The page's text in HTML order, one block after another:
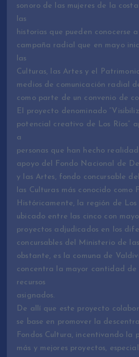
sonoro de las mujeres de la
las
historias que pueden conocerse
campaña radial que en mayo
las
Culturas, las Artes y el
medios de comunicación radial
como parte de un convenio de
El proyecto denominado
potencial creativo de Los Ríos”
a
personas que han hecho realidad
apoyo del Fondo Nacional de
y las Artes, fondo concursable
las Culturas más conocido como
Históricamente, la región de Los
ubicado entre las cinco con
proyectos adjudicados en los
concursables del Ministerio de
obstante, es la comuna de
concentra la mayor cantidad de
recursos
asignados.
De allí que este proyecto
se base en promover la
Fondos Cultura, incentivando la
más y mejores proyectos,